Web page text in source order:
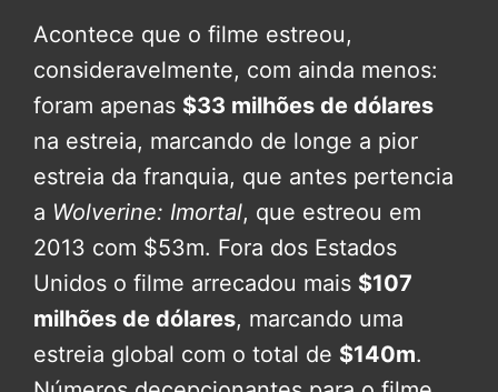
Acontece que o filme estreou,
consideravelmente, com ainda menos:
foram apenas $33 milhões de dólares
na estreia, marcando de longe a pior
estreia da franquia, que antes pertencia
a Wolverine: Imortal, que estreou em
2013 com $53m. Fora dos Estados
Unidos o filme arrecadou mais $107
milhões de dólares, marcando uma
estreia global com o total de $140m.